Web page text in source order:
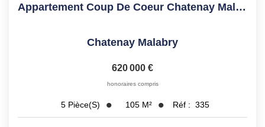
Appartement Coup De Coeur Chatenay Malabry 5 Pièce(s)
Chatenay Malabry
620 000 €
honoraires compris
5 Pièce(s) 105 M² Réf : 335